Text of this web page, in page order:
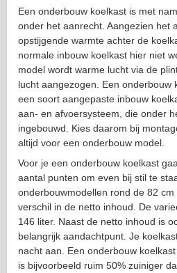
Een onderbouw koelkast is met
onder het aanrecht. Aangezien het
opstijgende warmte achter de
normale inbouw koelkast hier niet
model wordt warme lucht via de
lucht aangezogen. Een onderbouw
een soort aangepaste inbouw
aan- en afvoersysteem, die onder
ingebouwd. Kies daarom bij
altijd voor een onderbouw model.
Voor je een onderbouw koelkast
aantal punten om even bij stil te
onderbouwmodellen rond de 82
verschil in de netto inhoud. De
146 liter. Naast de netto inhoud is
belangrijk aandachtpunt. Je
nacht aan. Een onderbouw
is bijvoorbeeld ruim 50% zuiniger